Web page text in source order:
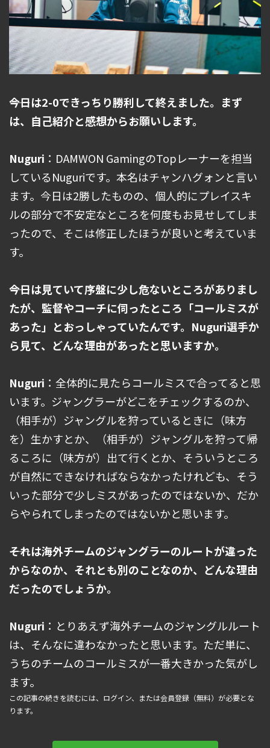
――今日は2-0できっちり勝利して終えました。まず
は、自己紹介と感想からお願いします。
Nuguri ：DAMWON GamingのTopレーナーを担当
しているNuguriです。本名はチャンハグォンと言い
ます。今日は2勝したものの、個人的にプレイスキ
ルの部分で不安定なところを何度もお見せしてしま
ったので、そこは修正したほうが良いと考えていま
す。
――今日は見ていて序盤に少し危ないところがありまし
たが、監督やコーチに伺ったところ「コールミスが
あった」とおっしゃっていたんです。Nuguri選手か
ら見て、どんな理由があったと思いますか。
Nuguri ：全体的に見たらコールミスで合ってると思
います。ジャングラーがどこをチェックするのか、
（相手が）ジャングルを狩っているときに（味方
を）生かすとか、（相手が）ジャングルを狩って帰
るころに（味方が）出て行くとか、そういうところ
が自然にできなければならなかったけれども、そう
いった部分で少しミスがあったのではないか、だか
らやられてしまったのではないかと思います。
――それは海外チームのジャングラーのルートが違った
からなのか、それとも別のことなのか、どんな理由
だったのでしょうか。
Nuguri ：とりあえず海外チームのジャングルルート
は、そんなに違わなかったと思います。ただ単に、
うちのチームのコールミスが一番大きかった気がし
ます。
この記事の続きを読むには、ログイン、または会員登録（無料）が必要とな
ります。